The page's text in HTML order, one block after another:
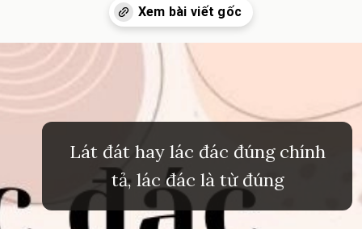
Lát đát hay lác đác đúng chính
tả, lác đác là từ đúng